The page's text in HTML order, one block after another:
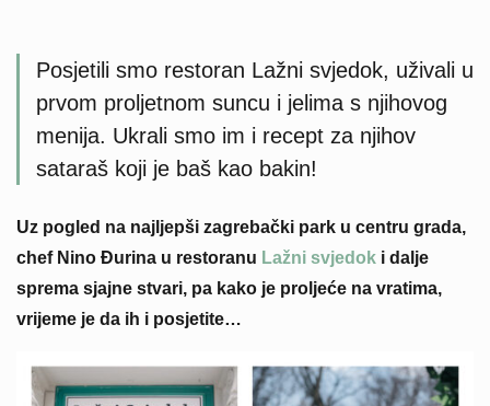
Posjetili smo restoran Lažni svjedok, uživali u
prvom proljetnom suncu i jelima s njihovog
menija. Ukrali smo im i recept za njihov
sataraš koji je baš kao bakin!
Uz pogled na najljepši zagrebački park u centru grada,
chef Nino Đurina u restoranu Lažni svjedok i dalje
sprema sjajne stvari, pa kako je proljeće na vratima,
vrijeme je da ih i posjetite…